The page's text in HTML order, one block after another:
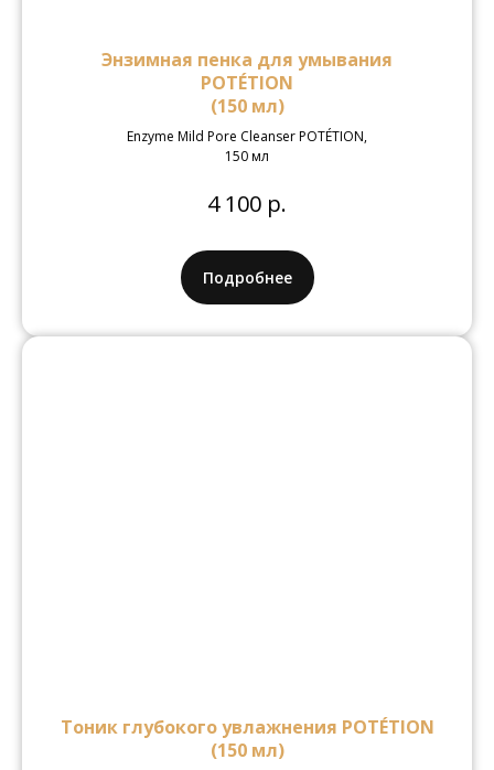
Энзимная пенка для умывания
POTÉTION
(150 мл)
Enzyme Mild Pore Cleanser POTÉTION,
150 мл
4 100 р.
Подробнее
Тоник глубокого увлажнения POTÉTION
(150 мл)